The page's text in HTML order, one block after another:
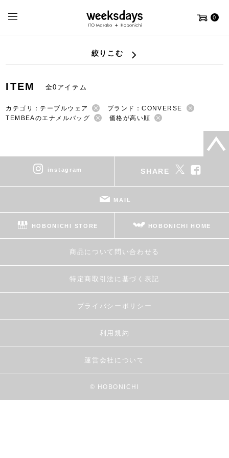
0
絞りこむ
ITEM 全0アイテム
カテゴリ：テーブルウェア
ブランド：CONVERSE
TEMBEAのエナメルバッグ
価格が高い順
instagram SHARE
MAIL
HOBONICHI STORE HOBONICHI HOME
商品について問い合わせる
特定商取引法に基づく表記
プライバシーポリシー
利用規約
運営会社について
© HOBONICHI